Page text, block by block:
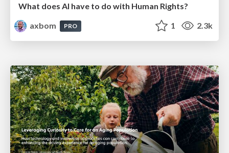
What does AI have to do with Human Rights?
axbom
PRO 1 2.3k